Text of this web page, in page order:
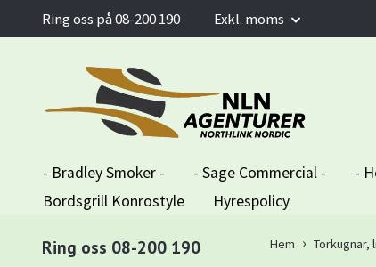
Ring oss på 08-200 190 Exkl. moms
- Bradley Smoker - - Sage Commercial - -
Bordsgrill Konrostyle
Hyrespolicy
Ring oss 08-200 190 Hem